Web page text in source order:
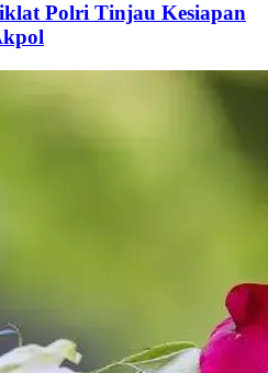
Polri Tinjau Kesiapan